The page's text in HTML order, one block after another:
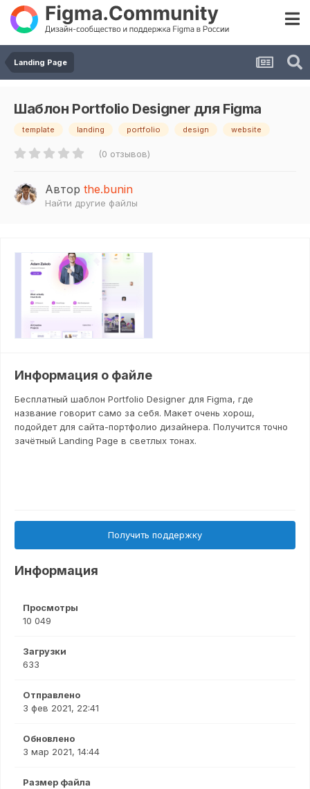
Landing Page
Шаблон Portfolio Designer для Figma
template landing portfolio design website
(0 отзывов)
Автор the.bunin
Найти другие файлы
Информация о файле
Бесплатный шаблон Portfolio Designer для Figma, где
название говорит само за себя. Макет очень хорош,
подойдет для сайта-портфолио дизайнера. Получится точно
зачётный Landing Page в светлых тонах.
Получить поддержку
Информация
Просмотры
10 049
Загрузки
633
Отправлено
3 фев 2021, 22:41
Обновлено
3 мар 2021, 14:44
Размер файла